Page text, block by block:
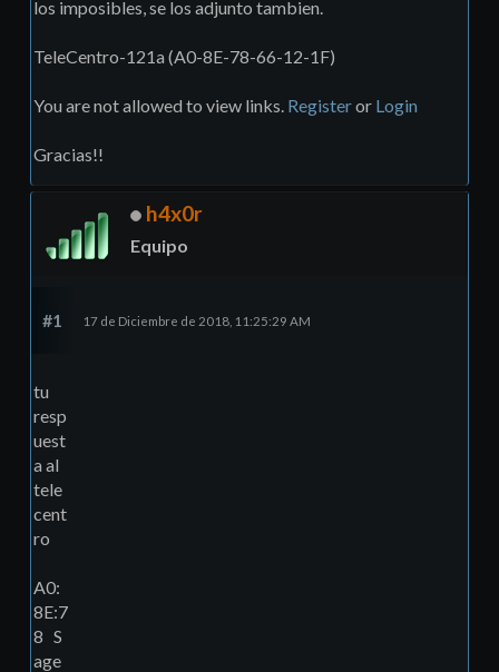
los imposibles, se los adjunto tambien.
TeleCentro-121a (A0-8E-78-66-12-1F)
You are not allowed to view links. Registeror Login
Gracias!!
h4x0r
Equipo
#1 17 de Diciembre de 2018, 11:25:29 AM
tu
resp
uest
a al
tele
cent
ro
A0:
8E:7
8 S
age